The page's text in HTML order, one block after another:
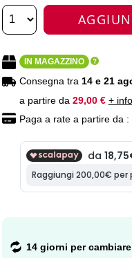
IN MAGAZZINO
Consegna tra 14 e 21
a partire da 29,00 € + info
Paga a rate a partire da :
14 giorni per